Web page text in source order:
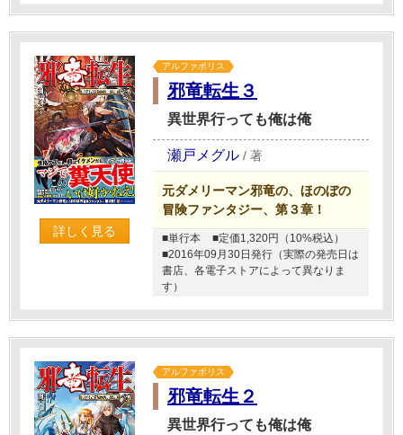
詳しく見る
アルファポリス
邪竜転生３
異世界行っても俺は俺
瀬戸メグル / 著
元ダメリーマン邪竜の、ほのぼの
冒険ファンタジー、第３章！
■単行本
■定価1,320円（10%税込）
■2016年09月30日発行（実際の発売日は
書店、各電子ストアによって異なりま
す）
アルファポリス
邪竜転生２
異世界行っても俺は俺